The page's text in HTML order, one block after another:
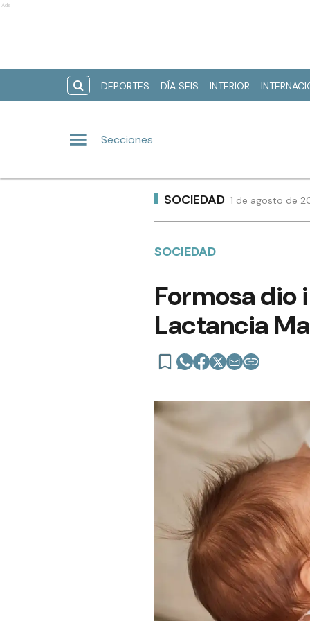
Ads
DEPORTES DÍA SEIS INTERIOR
Secciones
SOCIEDAD 1 de agosto de
SOCIEDAD
Formosa dio
Lactancia